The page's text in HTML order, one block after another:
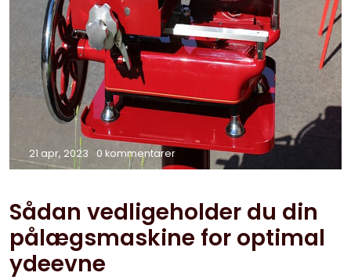
21 apr, 2023 0 kommentarer
Sådan vedligeholder du din
pålægsmaskine for optimal
ydeevne